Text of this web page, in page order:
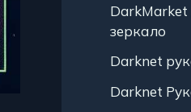
DarkMarket
зеркало
Darknet
Darknet